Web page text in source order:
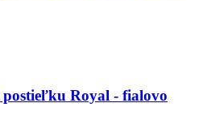
postieľku Royal - fialovo